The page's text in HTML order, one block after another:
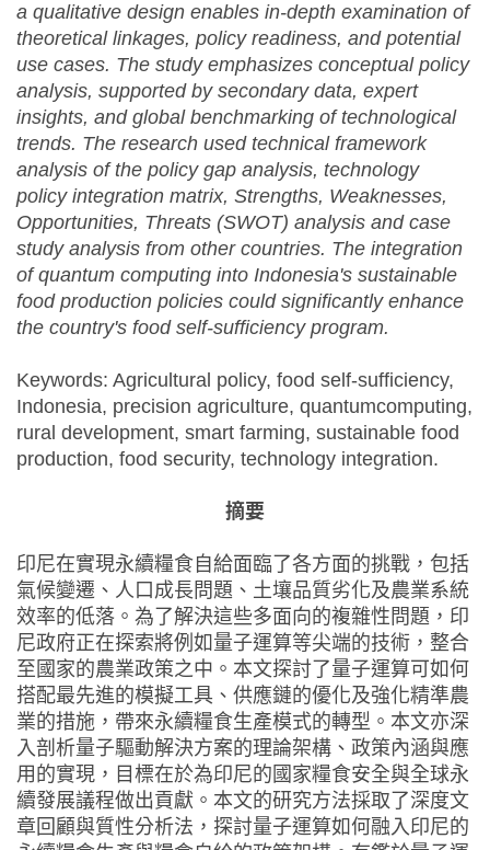
a qualitative design enables in-depth examination of
theoretical linkages, policy readiness, and potential
use cases. The study emphasizes conceptual policy
analysis, supported by secondary data, expert
insights, and global benchmarking of technological
trends. The research used technical framework
analysis of the policy gap analysis, technology
policy integration matrix, Strengths, Weaknesses,
Opportunities, Threats (SWOT) analysis and case
study analysis from other countries. The integration
of quantum computing into Indonesia's sustainable
food production policies could significantly enhance
the country's food self-sufficiency program.
Keywords: Agricultural policy, food self-sufficiency,
Indonesia, precision agriculture, quantumcomputing,
rural development, smart farming, sustainable food
production, food security, technology integration.
摘要
印尼在實現永續糧食自給面臨了各方面的挑戰，包括
氣候變遷、人口成長問題、土壤品質劣化及農業系統
效率的低落。為了解決這些多面向的複雜性問題，印
尼政府正在探索將例如量子運算等尖端的技術，整合
至國家的農業政策之中。本文探討了量子運算可如何
搭配最先進的模擬工具、供應鏈的優化及強化精準農
業的措施，帶來永續糧食生產模式的轉型。本文亦深
入剖析量子驅動解決方案的理論架構、政策內涵與應
用的實現，目標在於為印尼的國家糧食安全與全球永
續發展議程做出貢獻。本文的研究方法採取了深度文
章回顧與質性分析法，探討量子運算如何融入印尼的